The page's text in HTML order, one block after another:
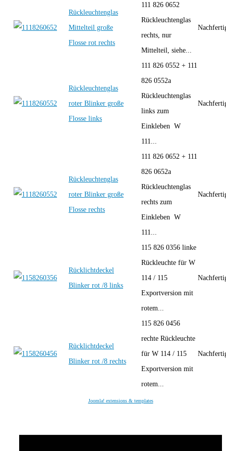
Rückleuchtenglas
Mittelteil große
Flosse rot rechts
111 826 0652
Rückleuchtenglas
rechts, nur
Mittelteil, siehe...
Rückleuchtenglas
roter Blinker große
Flosse links
111 826 0552 + 111
826 0552a
Rückleuchtenglas
links zum
Einkleben W
111...
Rückleuchtenglas
roter Blinker große
Flosse rechts
111 826 0652 + 111
826 0652a
Rückleuchtenglas
rechts zum
Einkleben W
111...
Rücklichtdeckel
Blinker rot /8 links
115 826 0356 linke
Rückleuchte für W
114 / 115
Exportversion mit
rotem...
Rücklichtdeckel
Blinker rot /8 rechts
115 826 0456
rechte Rückleuchte
für W 114 / 115
Exportversion mit
rotem...
Joomla! extensions & templates